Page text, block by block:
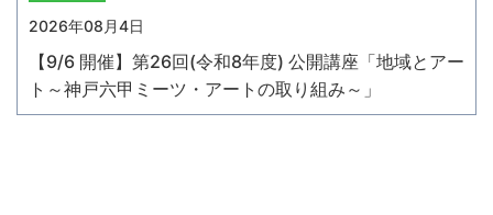
2026年08月4日
【9/6 開催】第26回(令和8年度) 公開講座「地域とアー
ト～神戸六甲ミーツ・アートの取り組み～」